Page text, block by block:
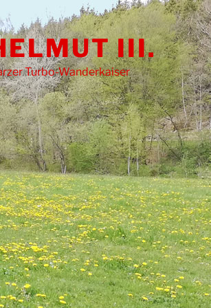
III.
Turbo-Wanderkaiser